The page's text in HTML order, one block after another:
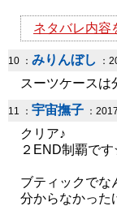
ネタバレ内容
10 ： みりんぼし ：
スーツケースは
11 ： 宇宙撫子 ：
クリア♪
２END制覇で
ブティックでな
分からなかった